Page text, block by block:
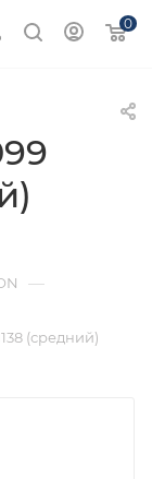
0
—
(средний)